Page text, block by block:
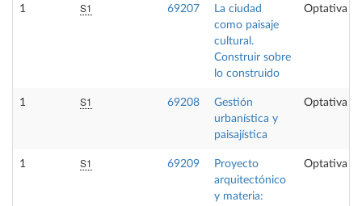
1 S1 69207
La ciudad
como paisaje
cultural.
Construir sobre
lo construido
Optativa
1 S1 69208
Gestión
urbanística y
paisajística
Optativa
1 S1 69209
Proyecto
arquitectónico
y materia:
Optativa